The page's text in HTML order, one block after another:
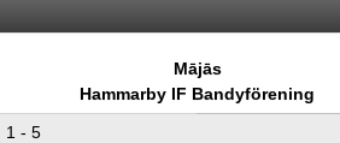
Mājās
Hammarby IF Bandyförening
1 - 5